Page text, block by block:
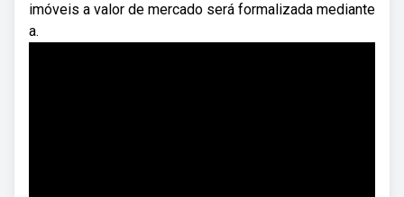
imóveis a valor de mercado será formalizada mediante
a.